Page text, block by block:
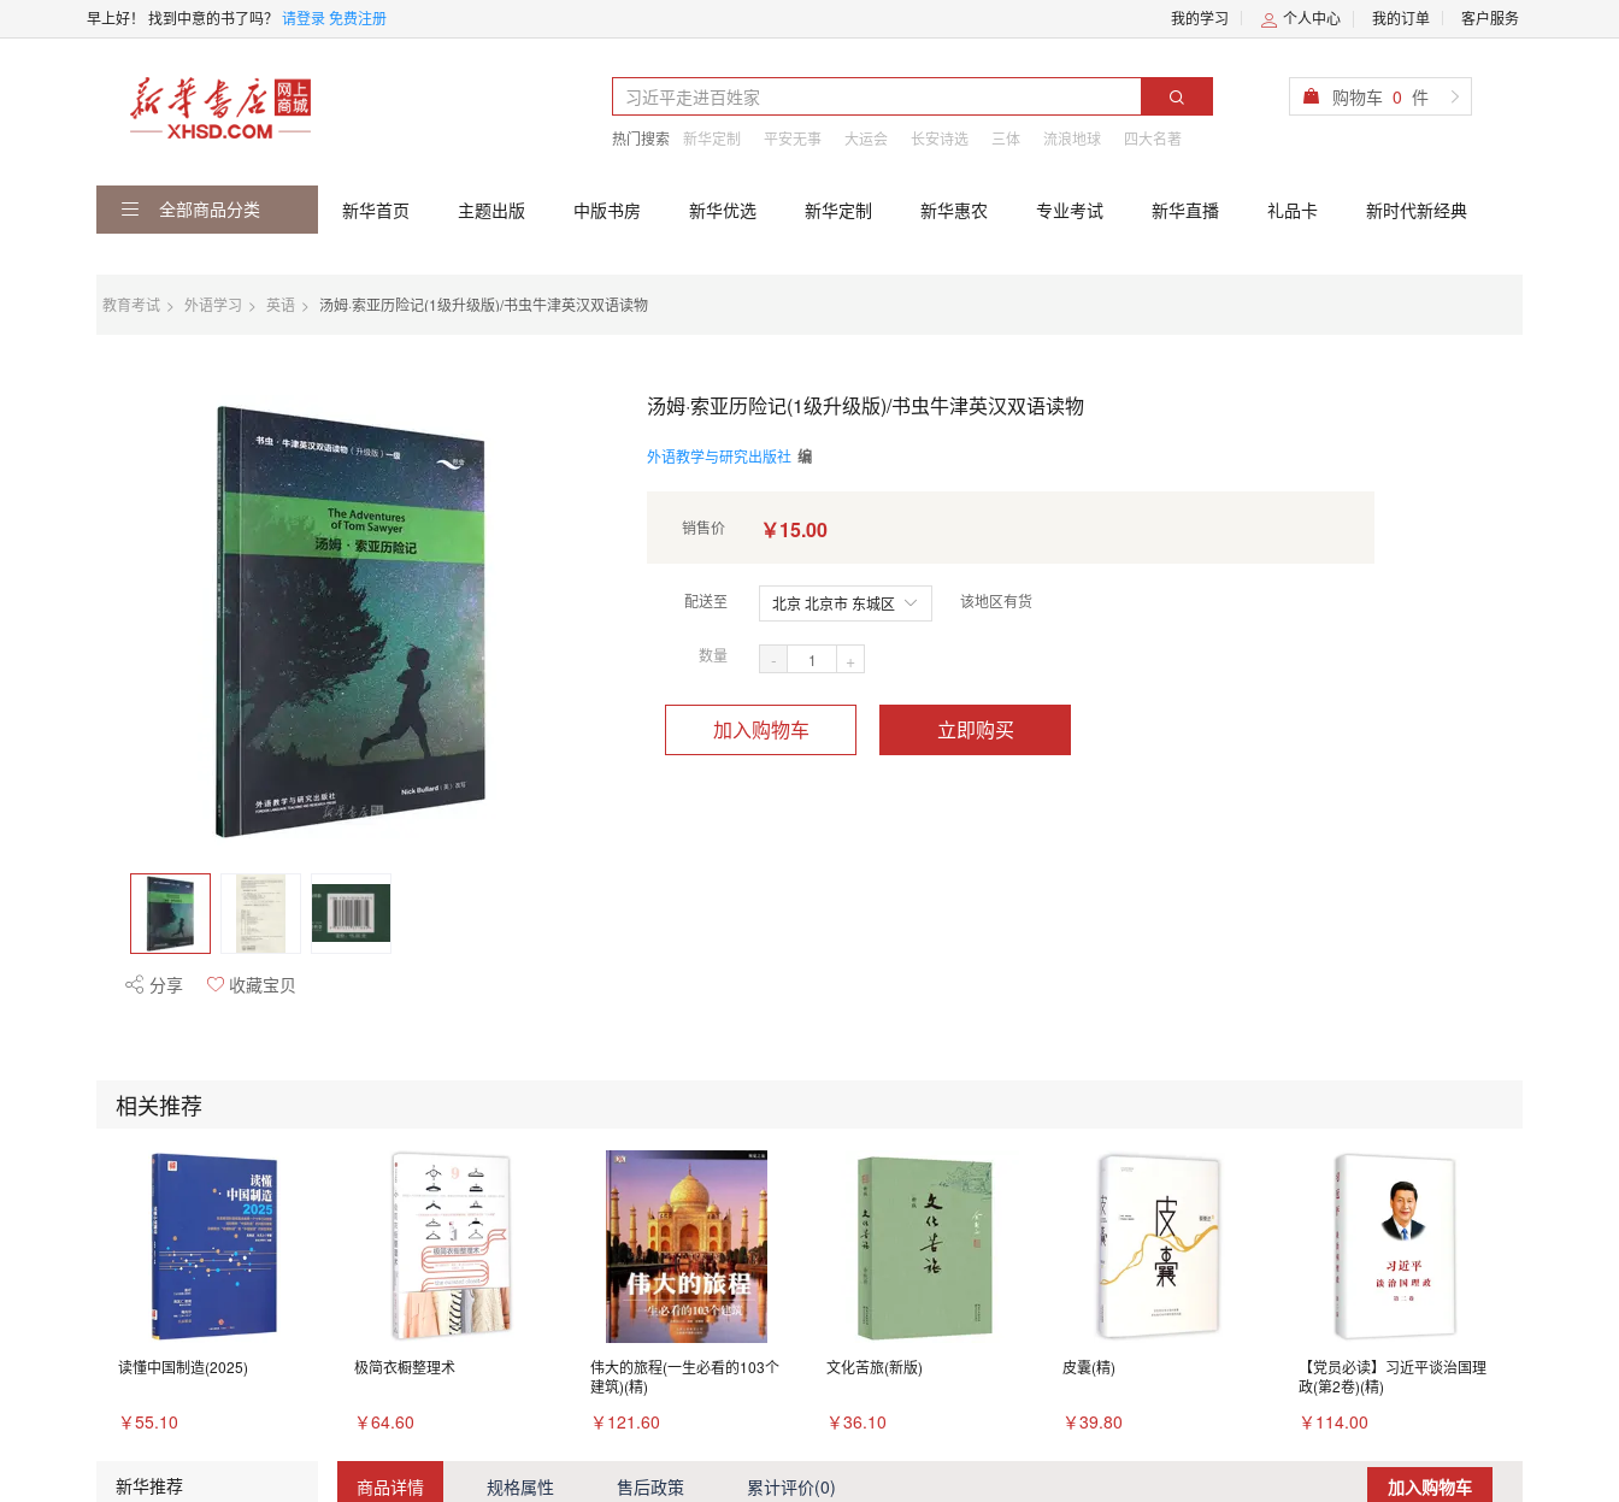
早上好！ 找到中意的书了吗？ 请登录免费注册 我的学习 个人中心 我的订单 客户服务
热门搜索 新华定制 平安无事 大运会 长安诗选 三体 流浪地球 四大名著
购物车 0 件
全部商品分类 新华首页 主题出版 中版书房 新华优选 新华定制 新华惠农 专业考试 新华直播 礼品卡 新时代新经典
教育考试 外语学习 英语 汤姆·索亚历险记(1级升级版)/书虫牛津英汉双语读物
分享 收藏宝贝
汤姆·索亚历险记(1级升级版)/书虫牛津英汉双语读物
外语教学与研究出版社 编
销售价 ￥15.00
配送至 北京 北京市 东城区 该地区有货
数量 - +
加入购物车 立即购买
相关推荐
读懂中国制造(2025)
￥55.10
极简衣橱整理术
￥64.60
伟大的旅程(一生必看的103个
建筑)(精)
￥121.60
文化苦旅(新版)
￥36.10
皮囊(精)
￥39.80
【党员必读】习近平谈治国理
政(第2卷)(精)
￥114.00
新华推荐 商品详情 规格属性 售后政策 累计评价(0) 加入购物车